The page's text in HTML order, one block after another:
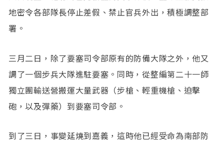
地密令各部隊長停止差假、禁止官兵外出，積極調整部
署。
三月二日，除了要塞司令部原有的防備大隊之外，他又
調了一個步兵大隊進駐要塞。同時，從整編第二十一師
獨立團輸送營搬運大量武器（步槍、輕重機槍、迫擊
砲，以及彈藥）到要塞司令部。
到了三日，事變延燒到嘉義，這時他已經受命為南部防